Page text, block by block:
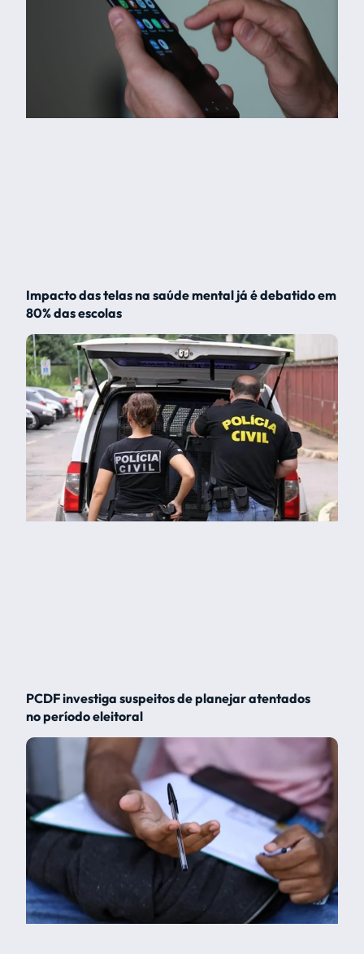
Impacto das telas na saúde mental já é debatido em
80% das escolas
PCDF investiga suspeitos de planejar atentados
no período eleitoral